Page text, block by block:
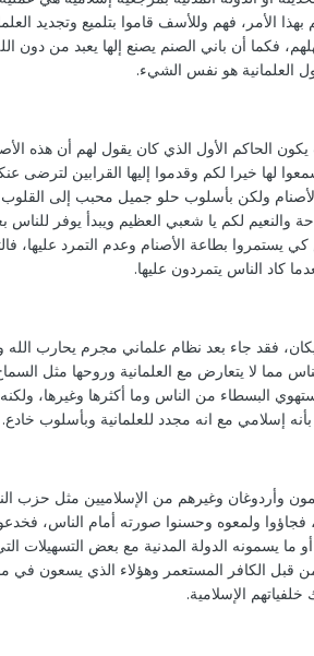
الأمر، فهم وللأسف قاموا بتلميع وتجديد
فكما أن باني الصنم يصنع إلها يعبد من دون
العلمانية هو نفس الشيء.
الحاكم الأول الذي كان يقول لهم أن هذه
لها خيرا لكم وقدموا إليها القرابين لترضى
ولكن بأسلوب حلو جميل محبب إلى
والنعيم لكم يا شعبي العظيم ويبدأ يوفر
يستمروا بطاعة الأصنام وعدم التمرد عليها،
كاد الناس يتمردون عليها.
فقد جاء بعد نظام علماني مجرم يحارب
مما لا يتعارض مع العلمانية وروحها مثل
البسطاء من الناس وما أكثرها وغيرها،
إسلامي مع انه مجدد للعلمانية وبأسلوب خادع.
وأردوغان وغيرهم من الإسلاميين مثل حزب
فجاؤوا ولمعوه وحسنوا صورته أمام الناس،
ما يسمونه الدولة المدنية مع بعض التسهيلات
الكافر المستعمر وهؤلاء الذي يسعون في
الإسلامية.